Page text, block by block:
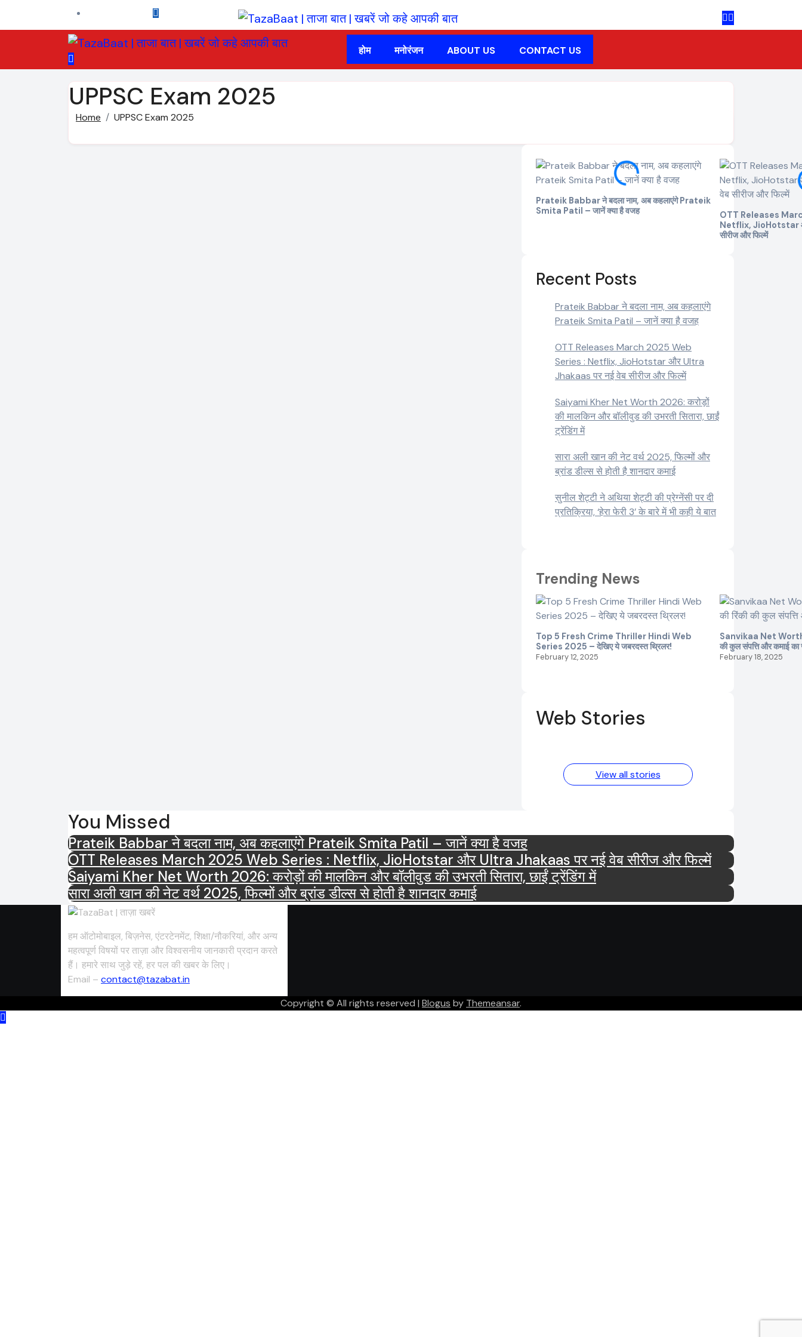
होम
मनोरंजन ABOUT US CONTACT US
UPPSC Exam 2025
Home UPPSC Exam 2025
Prateik Babbar ने बदला नाम, अब कहलाएंगे Prateik
Smita Patil – जानें क्या है वजह
OTT Releases
Netflix, JioHotstar
सीरीज और फिल्में
Recent Posts
Prateik Babbar ने बदला नाम, अब कहलाएंगे
Prateik Smita Patil – जानें क्या है वजह
OTT Releases March 2025 Web
Series : Netflix, JioHotstar और Ultra
Jhakaas पर नई वेब सीरीज और फिल्में
Saiyami Kher Net Worth 2026: करोड़ों
की मालकिन और बॉलीवुड की उभरती सितारा, छाईं
ट्रेंडिंग में
सारा अली खान की नेट वर्थ 2025, फिल्मों और
ब्रांड डील्स से होती है शानदार कमाई
सुनील शेट्टी ने अथिया शेट्टी की प्रेग्नेंसी पर दी
प्रतिक्रिया, ‘हेरा फेरी 3’ के बारे में भी कही ये बात
Trending News
Top 5 Fresh Crime Thriller Hindi Web
Series 2025 – देखिए ये जबरदस्त थ्रिलर!
February 12, 2025
Sanvikaa Net Worth
की कुल संपत्ति और कमाई का
February 18, 2025
Web Stories
Elvish Yadav:
Pooja Hegde
वर्थ 2025 तक!
View all stories
You Missed
Prateik Babbar ने बदला नाम, अब कहलाएंगे Prateik Smita Patil – जानें क्या है वजह
OTT Releases March 2025 Web Series : Netflix, JioHotstar और Ultra Jhakaas पर नई वेब सीरीज और फिल्में
Saiyami Kher Net Worth 2026: करोड़ों की मालकिन और बॉलीवुड की उभरती सितारा, छाईं ट्रेंडिंग में
सारा अली खान की नेट वर्थ 2025, फिल्मों और ब्रांड डील्स से होती है शानदार कमाई
हम ऑटोमोबाइल, बिज़नेस, एंटरटेनमेंट, शिक्षा/नौकरियां, और अन्य
महत्वपूर्ण विषयों पर ताज़ा और विश्वसनीय जानकारी प्रदान करते
हैं। हमारे साथ जुड़े रहें, हर पल की खबर के लिए।
Email – contact@tazabat.in
Copyright © All rights reserved | Blogus by Themeansar.